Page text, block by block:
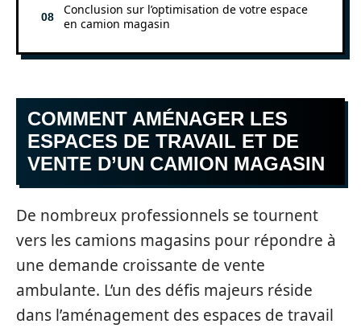
Conclusion sur l’optimisation de votre espace
en camion magasin
COMMENT AMÉNAGER LES
ESPACES DE TRAVAIL ET DE
VENTE D’UN CAMION MAGASIN
De nombreux professionnels se tournent
vers les camions magasins pour répondre à
une demande croissante de vente
ambulante. L’un des défis majeurs réside
dans l’aménagement des espaces de travail